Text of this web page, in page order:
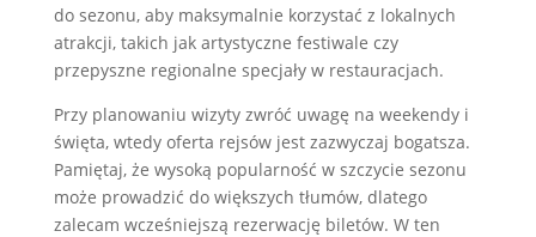
do sezonu, aby maksymalnie korzystać z lokalnych
atrakcji, takich jak artystyczne festiwale czy
przepyszne regionalne specjały w restauracjach.
Przy planowaniu wizyty zwróć uwagę na weekendy i
święta, wtedy oferta rejsów jest zazwyczaj bogatsza.
Pamiętaj, że wysoką popularność w szczycie sezonu
może prowadzić do większych tłumów, dlatego
zalecam wcześniejszą rezerwację biletów. W ten